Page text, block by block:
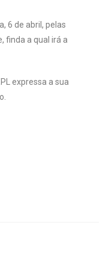
6 de abril, pelas
finda a qual irá a
expressa a sua